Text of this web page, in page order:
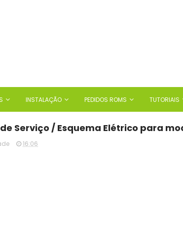
INSTALAÇÃO PEDIDOS ROMS TUTORIAIS
Serviço / Esquema Elétrico para
16:06